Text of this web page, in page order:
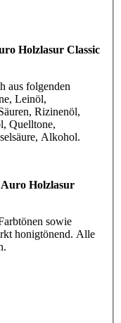
Holzlasur Classic
aus folgenden
Leinöl,
Rizinenöl,
Quelltone,
Alkohol.
Auro Holzlasur
sowie
honigtönend. Alle